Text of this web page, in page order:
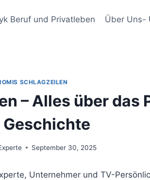
Beruf und Privatleben Über Uns-
SCHLAGZEILEN
– Alles über das
Geschichte
September 30, 2025
Unternehmer und TV-